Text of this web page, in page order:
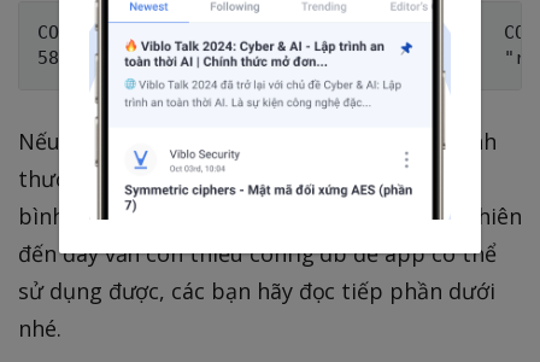
CONTAINER ID        IMAGE
Nếu status là up tức là container đã chạy bình
thường và chúng ta có thể sử dụng app như
bình thường thông qua localhost:3000. tuy nhiên
đến đây vẫn còn thiếu config db để app có thể
sử dụng được, các bạn hãy đọc tiếp phần dưới
nhé.